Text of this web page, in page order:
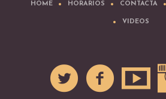
HOME HORARIOS CONTACTA
VIDEOS